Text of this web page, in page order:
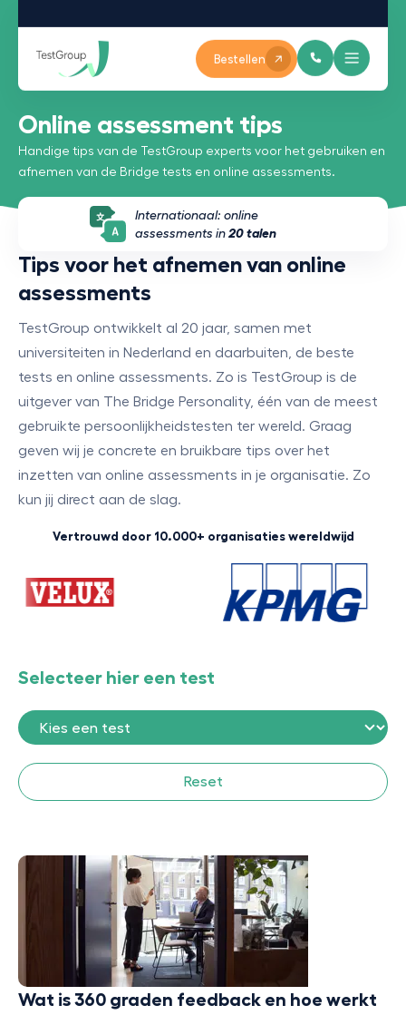
Bestellen
Online assessment tips
Handige tips van de TestGroup experts voor het gebruiken en
afnemen van de Bridge tests en online assessments.
Internationaal: online
assessments in 20 talen
Tips voor het afnemen van online
assessments
TestGroup ontwikkelt al 20 jaar, samen met
universiteiten in Nederland en daarbuiten, de beste
tests en online assessments. Zo is TestGroup is de
uitgever van The Bridge Personality, één van de meest
gebruikte persoonlijkheidstesten ter wereld. Graag
geven wij je concrete en bruikbare tips over het
inzetten van online assessments in je organisatie. Zo
kun jij direct aan de slag.
Vertrouwd door 10.000+ organisaties wereldwijd
Selecteer hier een test
Reset
Wat is 360 graden feedback en hoe werkt